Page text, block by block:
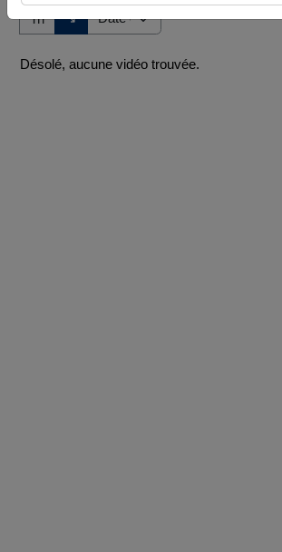
Tri ↘
Désolé, aucune vidéo trouvée.